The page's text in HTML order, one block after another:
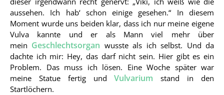
aussehen. Ich hab‘ schon einige gesehen.“ In diesem
Moment wurde uns beiden klar, dass ich nur meine eigene
Vulva kannte und er als Mann viel mehr über
mein Geschlechtsorgan wusste als ich selbst. Und da
dachte ich mir: Hey, das darf nicht sein. Hier gibt es ein
Problem. Das muss ich lösen. Eine Woche später war
meine Statue fertig undVulvarium stand in den
Startlöchern.